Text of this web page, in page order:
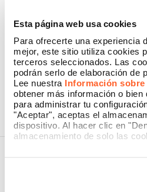
Esta página web usa cookies
Para ofrecerte una experiencia
mejor, este sitio utiliza cookies
terceros seleccionados. Las
podrán serlo de elaboración de
Lee nuestra Información
obtener más información o
para administrar tu
"Aceptar", aceptas el
dispositivo. Al hacer clic en
almacenamiento de solo las
CONFIRMAR